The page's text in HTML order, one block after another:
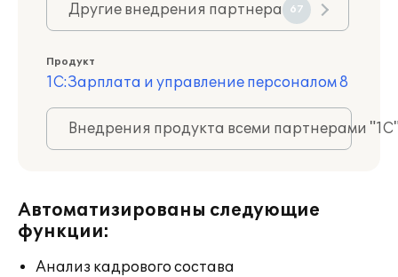
Другие внедрения партнера 67
Продукт
1С:Зарплата и управление персоналом 8
Внедрения продукта всеми партнерами
Автоматизированы следующие
функции:
Анализ кадрового состава